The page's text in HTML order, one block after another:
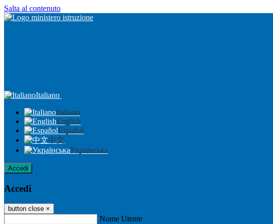
Salta al contenuto
Italiano
Italiano
English
Español
中文
Українська
Accedi
Accedi
button close ×
Nome Utente